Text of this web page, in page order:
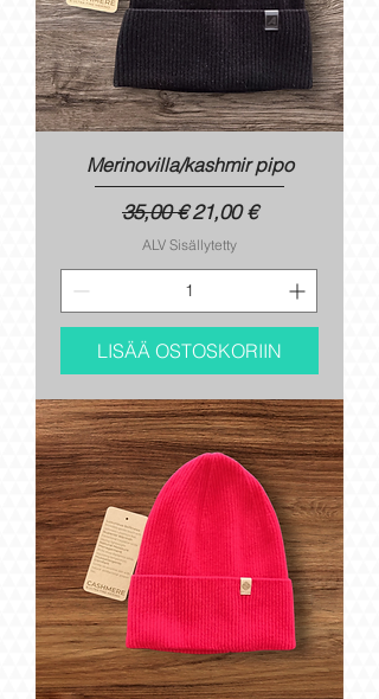
Merinovilla/kashmir pipo
Normaali hinta
35,00 €Alehinta
21,00 €
ALV Sisällytetty
LISÄÄ OSTOSKORIIN